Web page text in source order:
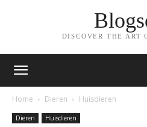
DISCOVER THE ART
Home Dieren Huisdieren
Dieren Huisdieren